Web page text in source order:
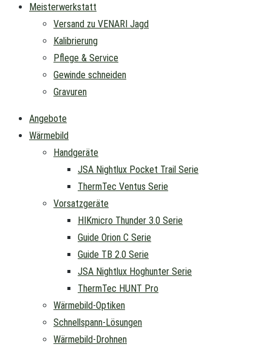
Meisterwerkstatt
Versand zu VENARI Jagd
Kalibrierung
Pflege & Service
Gewinde schneiden
Gravuren
Angebote
Wärmebild
Handgeräte
JSA Nightlux Pocket Trail Serie
ThermTec Ventus Serie
Vorsatzgeräte
HIKmicro Thunder 3.0 Serie
Guide Orion C Serie
Guide TB 2.0 Serie
JSA Nightlux Hoghunter Serie
ThermTec HUNT Pro
Wärmebild-Optiken
Schnellspann-Lösungen
Wärmebild-Drohnen